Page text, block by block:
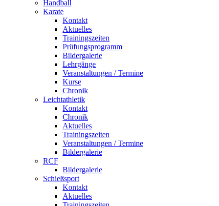
Handball
Karate
Kontakt
Aktuelles
Trainingszeiten
Prüfungsprogramm
Bildergalerie
Lehrgänge
Veranstaltungen / Termine
Kurse
Chronik
Leichtathletik
Kontakt
Chronik
Aktuelles
Trainingszeiten
Veranstaltungen / Termine
Bildergalerie
RCF
Bildergalerie
Schießsport
Kontakt
Aktuelles